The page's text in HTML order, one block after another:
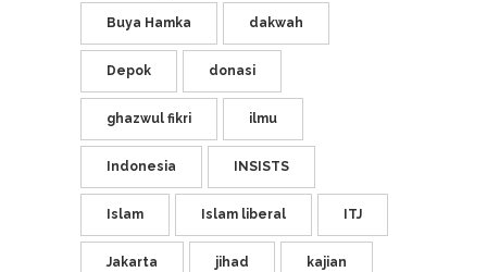
Buya Hamka dakwah
Depok donasi
ghazwul fikri ilmu
Indonesia INSISTS
Islam Islam liberal ITJ
Jakarta jihad kajian